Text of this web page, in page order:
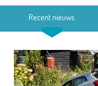
Recent nieuws